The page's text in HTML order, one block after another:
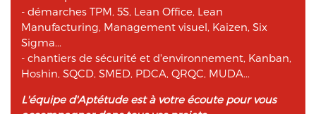
- démarches TPM, 5S, Lean Office, Lean
Manufacturing, Management visuel, Kaizen, Six
Sigma...
- chantiers de sécurité et d'environnement, Kanban,
Hoshin, SQCD, SMED, PDCA, QRQC, MUDA...
L'équipe d'Aptétude est à votre écoute pour vous